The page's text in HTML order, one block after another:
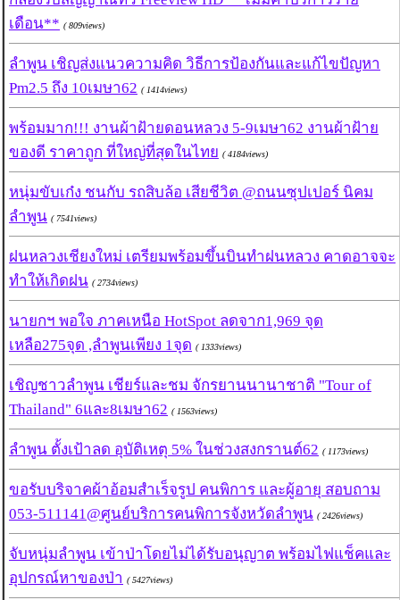
เดือน** ( 809views)
ลำพูน เชิญส่งแนวความคิด วิธีการป้องกันและแก้ไขปัญหา
Pm2.5 ถึง 10เมษา62 ( 1414views)
พร้อมมาก!!! งานผ้าฝ้ายดอนหลวง 5-9เมษา62 งานผ้าฝ้าย
ของดี ราคาถูก ที่ใหญ่ที่สุดในไทย ( 4184views)
หนุ่มขับเก๋ง ชนกับ รถสิบล้อ เสียชีวิต @ถนนซุปเปอร์ นิคม
ลำพูน ( 7541views)
ฝนหลวงเชียงใหม่ เตรียมพร้อมขึ้นบินทำฝนหลวง คาดอาจจะ
ทำให้เกิดฝน ( 2734views)
นายกฯ พอใจ ภาคเหนือ HotSpot ลดจาก1,969 จุด
เหลือ275จุด ,ลำพูนเพียง 1จุด ( 1333views)
เชิญชาวลำพูน เชียร์และชม จักรยานนานาชาติ "Tour of
Thailand" 6และ8เมษา62 ( 1563views)
ลำพูน ตั้งเป้าลด อุบัติเหตุ 5% ในช่วงสงกรานต์62 ( 1173views)
ขอรับบริจาคผ้าอ้อมสำเร็จรูป คนพิการ และผู้อายุ สอบถาม
053-511141@ศูนย์บริการคนพิการจังหวัดลำพูน ( 2426views)
จับหนุ่มลำพูน เข้าป่าโดยไม่ได้รับอนุญาต พร้อมไฟแช็คและ
อุปกรณ์หาของป่า ( 5427views)